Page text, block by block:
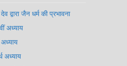
जैन धर्म की प्रभावना
अध्याय
अध्याय
अध्याय